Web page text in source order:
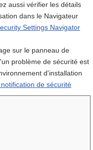
aussi vérifier les détails
dans le Navigateur
Settings Navigator
sur le panneau de
problème de sécurité est
d'installation
de sécurité